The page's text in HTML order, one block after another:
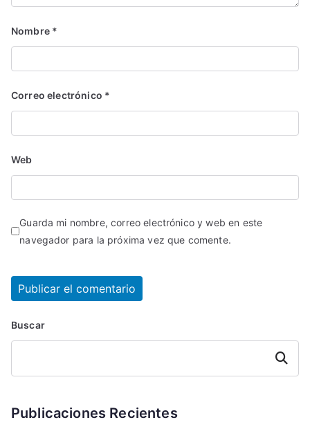
Nombre *
Correo electrónico *
Web
Guarda mi nombre, correo electrónico y web en este
navegador para la próxima vez que comente.
Buscar
Buscar
Publicaciones Recientes